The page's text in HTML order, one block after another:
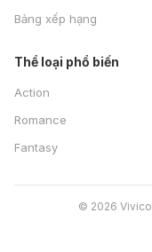
Bảng xếp hạng
Thể loại phổ biến
Action
Romance
Fantasy
© 2026